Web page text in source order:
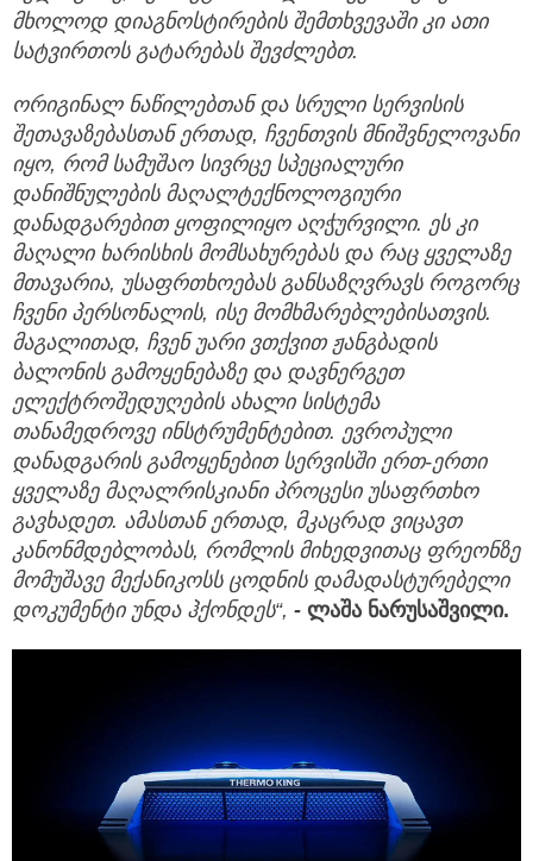
მხოლოდ დიაგნოსტირების შემთხვევაში კი ათი
სატვირთოს გატარებას შევძლებთ.
ორიგინალ ნაწილებთან და სრული სერვისის
შეთავაზებასთან ერთად, ჩვენთვის მნიშვნელოვანი
იყო, რომ სამუშაო სივრცე სპეციალური
დანიშნულების მაღალტექნოლოგიური
დანადგარებით ყოფილიყო აღჭურვილი. ეს კი
მაღალი ხარისხის მომსახურებას და რაც ყველაზე
მთავარია, უსაფრთხოებას განსაზღვრავს როგორც
ჩვენი პერსონალის, ისე მომხმარებლებისათვის.
მაგალითად, ჩვენ უარი ვთქვით ჟანგბადის
ბალონის გამოყენებაზე და დავნერგეთ
ელექტროშედუღების ახალი სისტემა
თანამედროვე ინსტრუმენტებით. ევროპული
დანადგარის გამოყენებით სერვისში ერთ-ერთი
ყველაზე მაღალრისკიანი პროცესი უსაფრთხო
გავხადეთ. ამასთან ერთად, მკაცრად ვიცავთ
კანონმდებლობას, რომლის მიხედვითაც ფრეონზე
მომუშავე მექანიკოსს ცოდნის დამადასტურებელი
დოკუმენტი უნდა ჰქონდეს“, - ლაშა ნარუსაშვილი.